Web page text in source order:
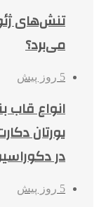
تنش‌های
می‌برد؟
5 روز پیش
انواع قاب
یورتان
در
5 روز پیش